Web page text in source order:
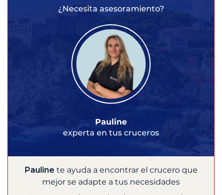
¿Necesita asesoramiento?
Pauline
experta en tus cruceros
Pauline te ayuda a encontrar el crucero que
mejor se adapte a tus necesidades